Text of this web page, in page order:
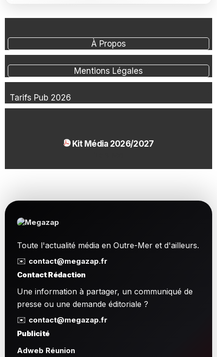
À Propos
Mentions Légales
Tarifs Pub 2026
Kit Média 2026/2027
Toute l'actualité média en Outre-Mer et d'ailleurs.
✉️ contact@megazap.fr
Contact Rédaction
Une information à partager, un communiqué de
presse ou une demande éditoriale ?
✉️ contact@megazap.fr
Publicité
Adweb Réunion